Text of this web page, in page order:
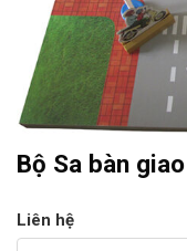
Bộ Sa bàn
Liên hệ